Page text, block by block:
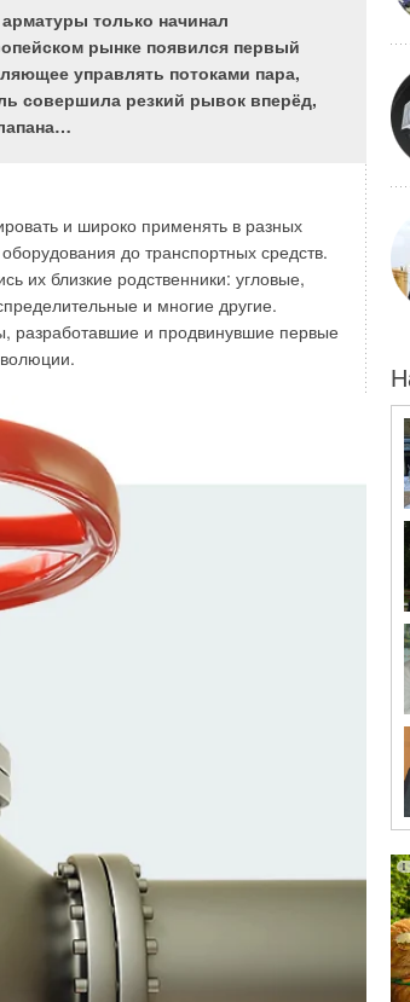
только начинал
рынке появился первый
управлять потоками пара,
совершила резкий рывок вперёд,
и широко применять в разных
до транспортных средств.
их близкие родственники: угловые,
и многие другие.
разработавшие и продвинувшие первые
разработать новое поколение
запахи. Благодаря технологии
появление неприятных запахов
и гигиена потребителю
низкие душевые поддоны. Сифон
в любых конфигурациях для
под душевым поддоном.
стали и латунные втулки
винтовое соединение с душевым